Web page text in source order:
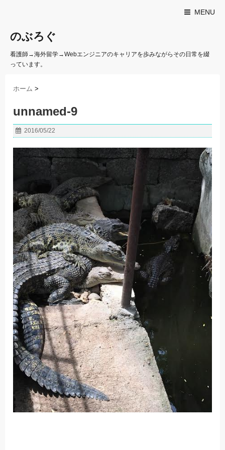
MENU
のぶろぐ
看護師→海外留学→Webエンジニアのキャリアを歩みながらその日常を綴
っています。
ホーム >
unnamed-9
2016/05/22